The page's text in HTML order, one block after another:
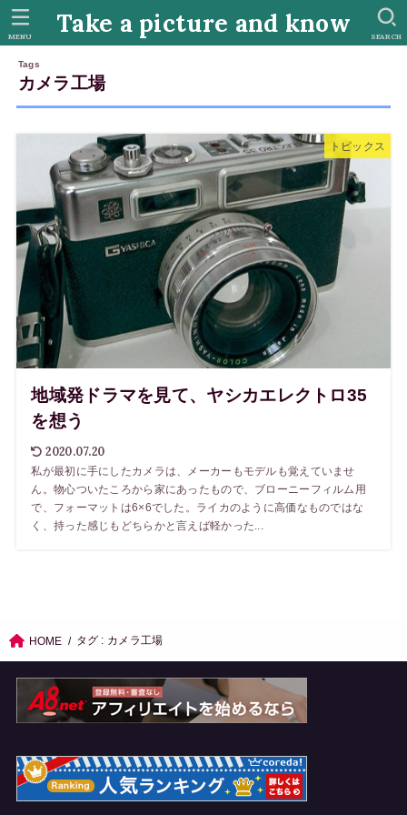
Take a picture and know SEARCH
MENU
カメラ工場
トピックス
地域発ドラマを見て、ヤシカエレクトロ35
を想う
2020.07.20
私が最初に手にしたカメラは、メーカーもモデルも覚えていませ
ん。物心ついたころから家にあったもので、ブローニーフィルム用
で、フォーマットは6×6でした。ライカのように高価なものではな
く、持った感じもどちらかと言えば軽かった...
HOME タグ : カメラ工場